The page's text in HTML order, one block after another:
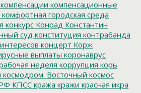
компенсации компенсационные
комфортная городская среда
конкурс Конрад Константин
суд конституция контрабанда
концерт Корж
выплаты коронаврус
неделя коррупция корь
космодром_Восточный космос
КПСС кража кражи красная икра